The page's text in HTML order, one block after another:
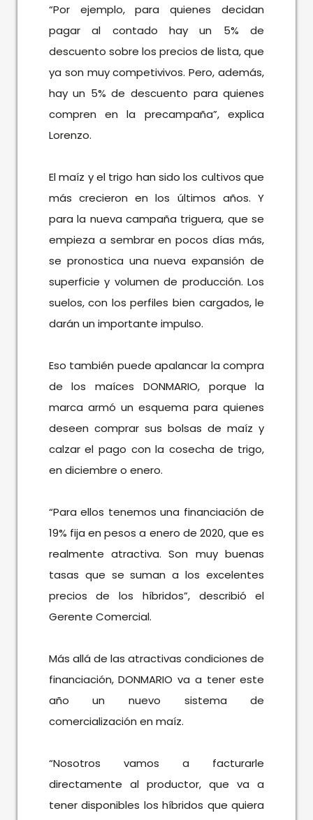
“Por ejemplo, para quienes decidan
pagar al contado hay un 5% de
descuento sobre los precios de lista, que
ya son muy competivivos. Pero, además,
hay un 5% de descuento para quienes
compren en la precampaña”, explica
Lorenzo.
El maíz y el trigo han sido los cultivos que
más crecieron en los últimos años. Y
para la nueva campaña triguera, que se
empieza a sembrar en pocos días más,
se pronostica una nueva expansión de
superficie y volumen de producción. Los
suelos, con los perfiles bien cargados, le
darán un importante impulso.
Eso también puede apalancar la compra
de los maíces DONMARIO, porque la
marca armó un esquema para quienes
deseen comprar sus bolsas de maíz y
calzar el pago con la cosecha de trigo,
en diciembre o enero.
“Para ellos tenemos una financiación de
19% fija en pesos a enero de 2020, que es
realmente atractiva. Son muy buenas
tasas que se suman a los excelentes
precios de los híbridos”, describió el
Gerente Comercial.
Más allá de las atractivas condiciones de
financiación, DONMARIO va a tener este
año un nuevo sistema de
comercialización en maíz.
“Nosotros vamos a facturarle
directamente al productor, que va a
tener disponibles los híbridos que quiera